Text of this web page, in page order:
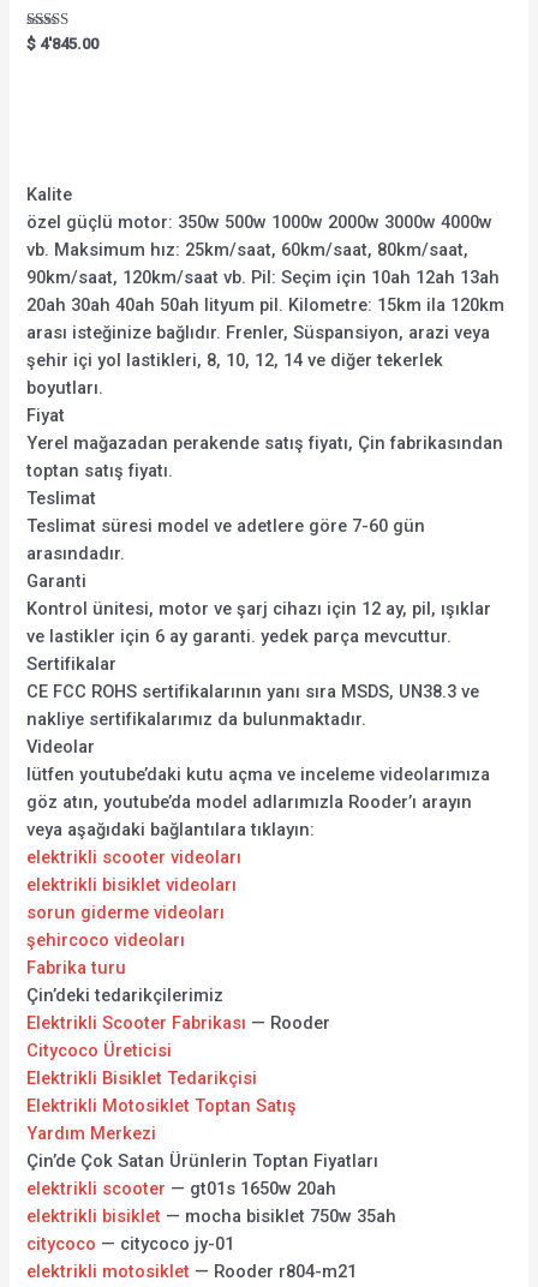
Rated
5.00
$ 4'845.00
Kalite
özel güçlü motor: 350w 500w 1000w 2000w 3000w 4000w
vb. Maksimum hız: 25km/saat, 60km/saat, 80km/saat,
90km/saat, 120km/saat vb. Pil: Seçim için 10ah 12ah 13ah
20ah 30ah 40ah 50ah lityum pil. Kilometre: 15km ila 120km
arası isteğinize bağlıdır. Frenler, Süspansiyon, arazi veya
şehir içi yol lastikleri, 8, 10, 12, 14 ve diğer tekerlek
boyutları.
Fiyat
Yerel mağazadan perakende satış fiyatı, Çin fabrikasından
toptan satış fiyatı.
Teslimat
Teslimat süresi model ve adetlere göre 7-60 gün
arasındadır.
Garanti
Kontrol ünitesi, motor ve şarj cihazı için 12 ay, pil, ışıklar
ve lastikler için 6 ay garanti. yedek parça mevcuttur.
Sertifikalar
CE FCC ROHS sertifikalarının yanı sıra MSDS, UN38.3 ve
nakliye sertifikalarımız da bulunmaktadır.
Videolar
lütfen youtube’daki kutu açma ve inceleme videolarımıza
göz atın, youtube’da model adlarımızla Rooder’ı arayın
veya aşağıdaki bağlantılara tıklayın:
elektrikli scooter videoları
elektrikli bisiklet videoları
sorun giderme videoları
şehircoco videoları
Fabrika turu
Çin’deki tedarikçilerimiz
Elektrikli Scooter Fabrikası — Rooder
Citycoco Üreticisi
Elektrikli Bisiklet Tedarikçisi
Elektrikli Motosiklet Toptan Satış
Yardım Merkezi
Çin’de Çok Satan Ürünlerin Toptan Fiyatları
elektrikli scooter — gt01s 1650w 20ah
elektrikli bisiklet — mocha bisiklet 750w 35ah
citycoco — citycoco jy-01
elektrikli motosiklet — Rooder r804-m21